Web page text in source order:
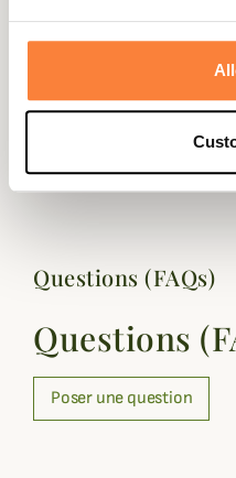
motif Deerhunter .
bretelles pour différents
Questions (FAQs)
Questions
Poser une question